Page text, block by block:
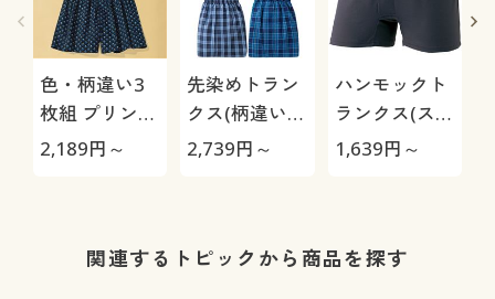
色・柄違い3
枚組 プリント
トランクス/綿
2,189円～
先染めトラン
クス(柄違い3
枚組)
2,739円～
ハンモックト
ランクス(スリ
ムタイプ)/吸
1,639円～
関連するトピックから商品を探す